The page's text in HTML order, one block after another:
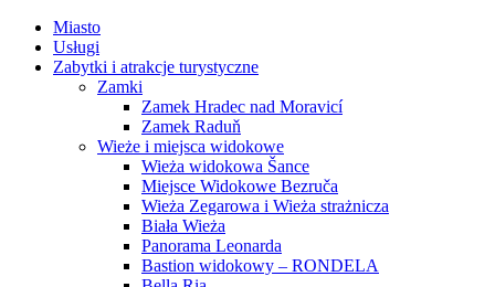
Miasto
Usługi
Zabytki i atrakcje turystyczne
Zamki
Zamek Hradec nad Moravicí
Zamek Raduň
Wieże i miejsca widokowe
Wieża widokowa Šance
Miejsce Widokowe Bezruča
Wieża Zegarowa i Wieża strażnicza
Biała Wieża
Panorama Leonarda
Bastion widokowy – RONDELA